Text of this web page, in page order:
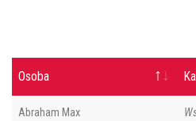
Osoba
Abraham Max